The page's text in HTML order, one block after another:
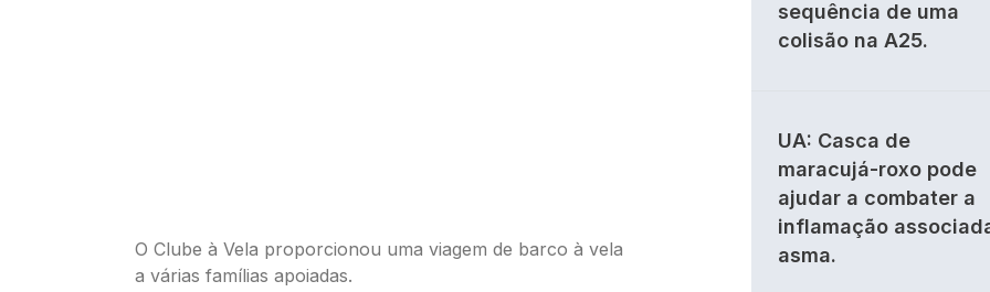
O Clube à Vela proporcionou uma viagem de barco à vela
a várias famílias apoiadas.
sequência de uma
colisão na A25.
UA: Casca de
maracujá-roxo pode
ajudar a combater a
inflamação
asma.